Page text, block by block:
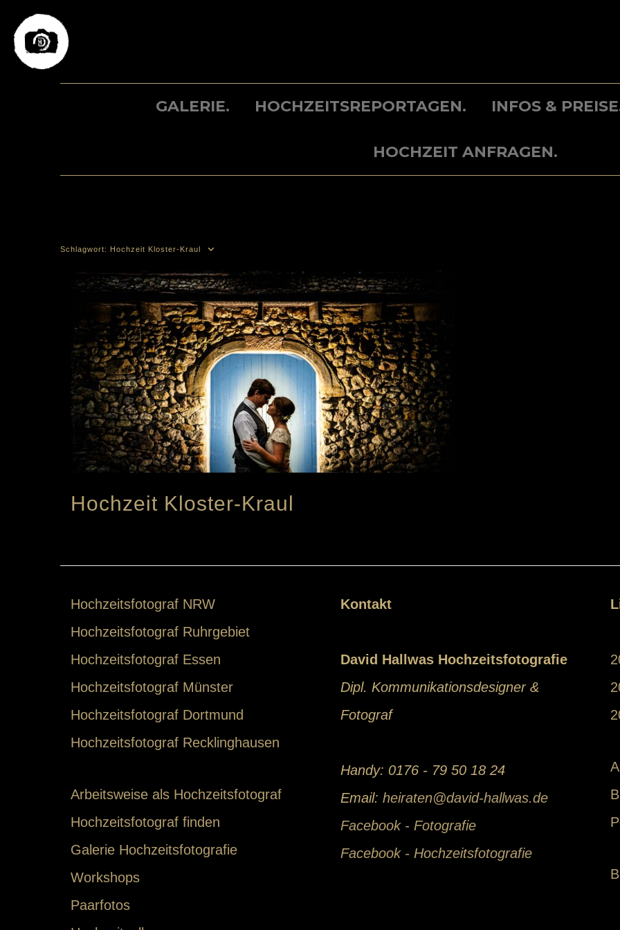
to
GALERIE. HOCHZEITSREPORTAGEN. INFOS &
HOCHZEIT ANFRAGEN.
Schlagwort: Hochzeit Kloster-Kraul
Hochzeit Kloster-Kraul
Hochzeitsfotograf NRW
Hochzeitsfotograf Ruhrgebiet
Hochzeitsfotograf Essen
Hochzeitsfotograf Münster
Hochzeitsfotograf Dortmund
Hochzeitsfotograf Recklinghausen
Arbeitsweise als Hochzeitsfotograf
Hochzeitsfotograf finden
Galerie Hochzeitsfotografie
Workshops
Paarfotos
Kontakt
David Hallwas Hochzeitsfotografie
Dipl. Kommunikationsdesigner &
Fotograf
Handy: 0176 - 79 50 18 24
Email: heiraten@david-hallwas.de
Facebook - Fotografie
Facebook - Hochzeitsfotografie